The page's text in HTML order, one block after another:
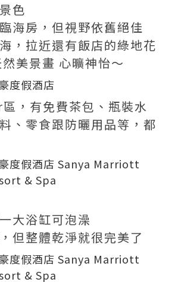
色
海房，但視野依舊絕佳
，拉近還有飯店的綠地花
美景畫 心曠神怡～
，有免費茶包、瓶裝水
、零食跟防曬用品等，都
大浴缸可泡澡
但整體乾淨就很完美了